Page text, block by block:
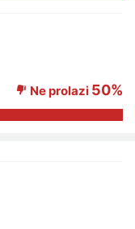
Ne prolazi 50%